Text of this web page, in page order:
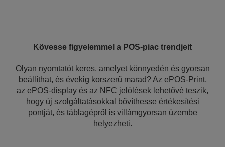
Kövesse figyelemmel a POS-piac trendjeit
Olyan nyomtatót keres, amelyet könnyedén és gyorsan
beállíthat, és évekig korszerű marad? Az ePOS-Print,
az ePOS-display és az NFC jelölések lehetővé teszik,
hogy új szolgáltatásokkal bővíthesse értékesítési
pontját, és táblagépről is villámgyorsan üzembe
helyezheti.